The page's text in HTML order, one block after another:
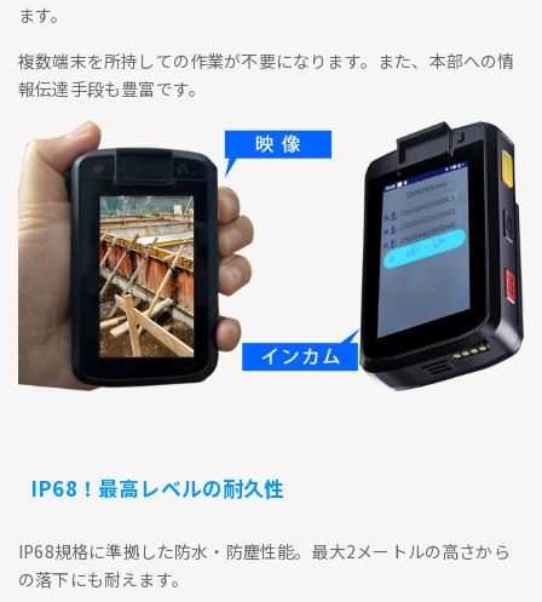
ます。
複数端末を所持しての作業が不要になります。また、本部への情
報伝達手段も豊富です。
IP68！最高レベルの耐久性
IP68規格に準拠した防水・防塵性能。最大2メートルの高さから
の落下にも耐えます。